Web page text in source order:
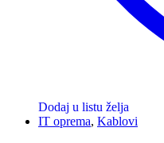
Dodaj u listu želja
IT oprema, Kablovi